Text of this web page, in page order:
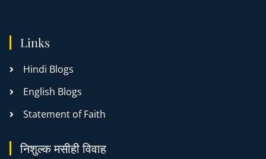
Links
Hindi Blogs
English Blogs
Statement of Faith
निशुल्क मसीही विवाह